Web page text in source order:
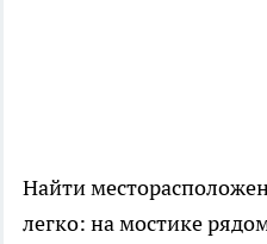
Найти
легко: на мостике